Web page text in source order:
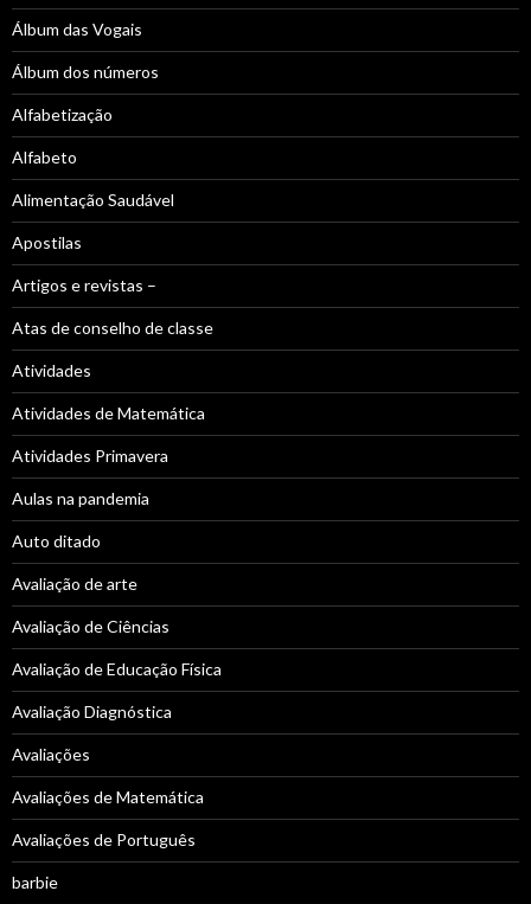
Álbum das Vogais
Álbum dos números
Alfabetização
Alfabeto
Alimentação Saudável
Apostilas
Artigos e revistas –
Atas de conselho de classe
Atividades
Atividades de Matemática
Atividades Primavera
Aulas na pandemia
Auto ditado
Avaliação de arte
Avaliação de Ciências
Avaliação de Educação Física
Avaliação Diagnóstica
Avaliações
Avaliações de Matemática
Avaliações de Português
barbie